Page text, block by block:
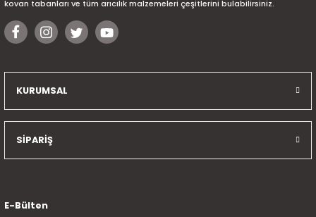
kovan tabanları ve tüm arıcılık malzemeleri çeşitlerini bulabilirsiniz.
KURUMSAL
SİPARİŞ
E-Bülten